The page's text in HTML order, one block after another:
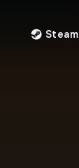
Steam